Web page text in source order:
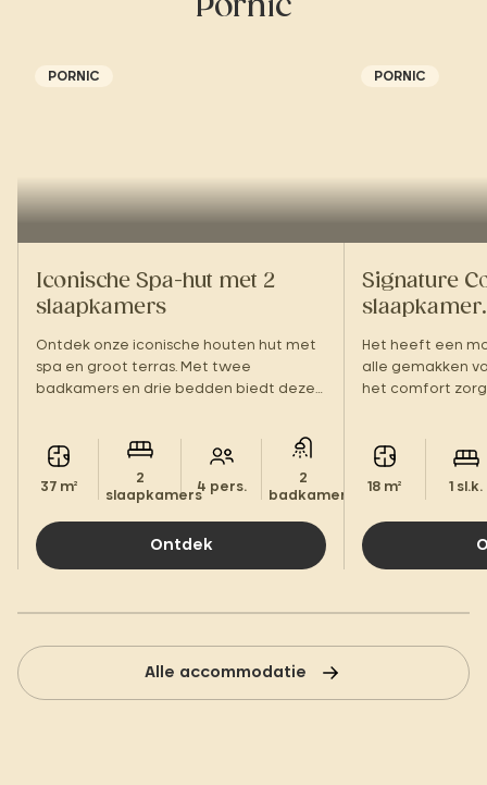
Pornic
PORNIC
Iconische Spa-hut met 2
slaapkamers
Ontdek onze iconische houten hut met
spa en groot terras. Met twee
badkamers en drie bedden biedt deze
tussen design en ontspanning.
37 m²
2
slaapkamers
4 pers.
2
badkamers.
Ontdek
PORNIC
Signature
slaapkamer.
Het heeft een
alle gemakken
het comfort
u thuis bent.
18 m² 1 sl.k.
Alle accommodatie